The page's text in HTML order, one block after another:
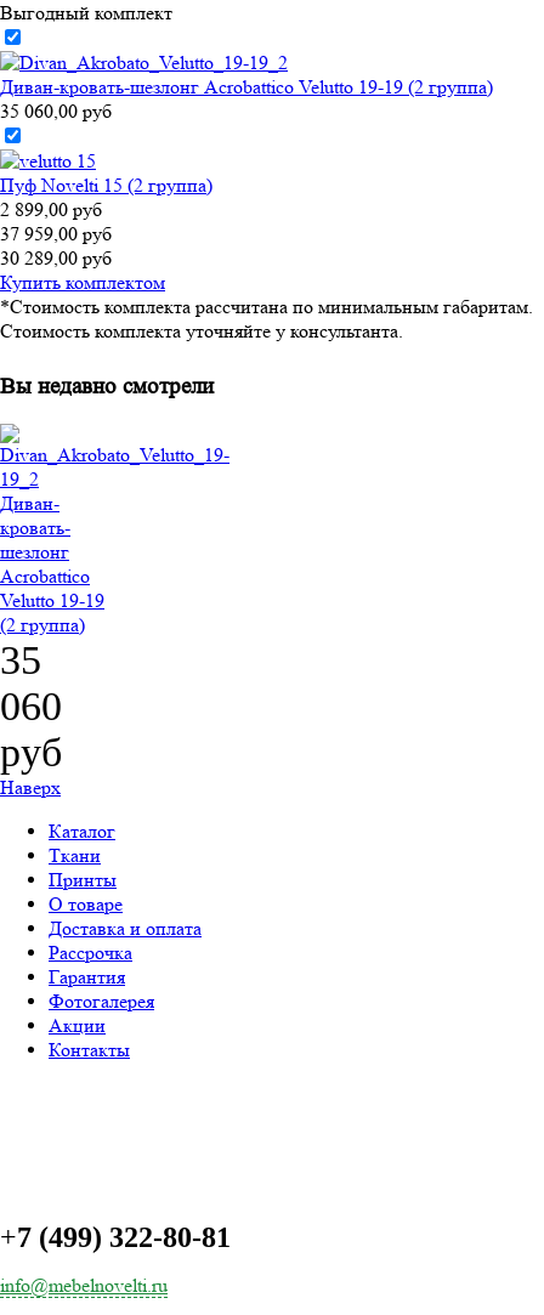
Выгодный комплект
Диван-кровать-шезлонг Acrobattico Velutto 19-19 (2 группа)
35 060,00 руб
Пуф Novelti 15 (2 группа)
2 899,00 руб
37 959,00 руб
30 289,00 руб
Купить комплектом
*Стоимость комплекта рассчитана по минимальным габаритам.
Стоимость комплекта уточняйте у консультанта.
Вы недавно смотрели
Диван-
кровать-
шезлонг
Acrobattico
Velutto 19-19
(2 группа)
35
060
руб
Наверх
Каталог
Ткани
Принты
О товаре
Доставка и оплата
Рассрочка
Гарантия
Фотогалерея
Акции
Контакты
+7 (499) 322-80-81
info@mebelnovelti.ru